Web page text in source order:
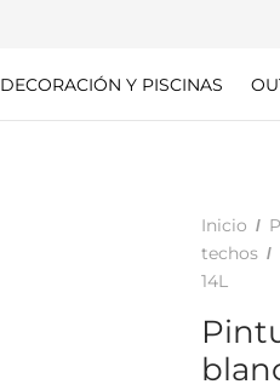
DECORACIÓN Y PISCINAS
Inicio /
techos /
14L